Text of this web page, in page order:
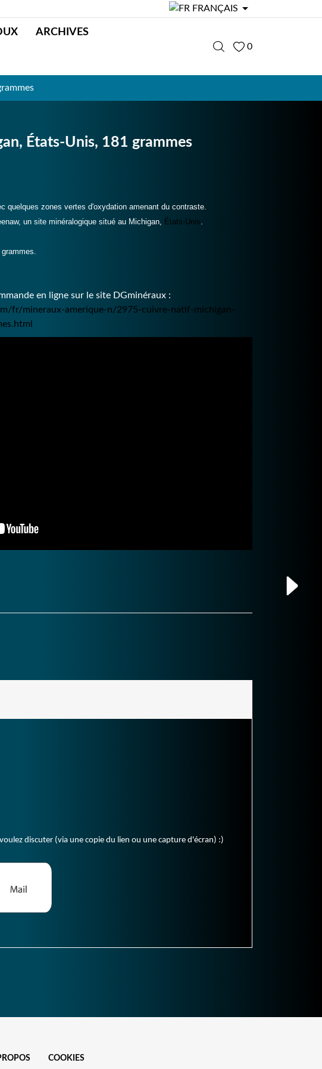
FRANÇAIS 
ARCHIVES
0
États-Unis, 181 grammes
quelques zones vertes d'oxydation amenant du contraste.
un site minéralogique situé au Michigan, États-Unis.
en ligne sur le site DGminéraux :
fr/mineraux-amerique-n/2975-cuivre-natif-michigan-
discuter (via une copie du lien ou une capture d'écran) :)
COOKIES